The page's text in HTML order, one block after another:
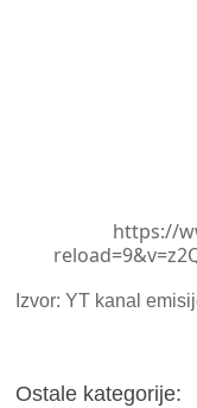
https://
Izvor: YT kanal
Ostale kategorije: